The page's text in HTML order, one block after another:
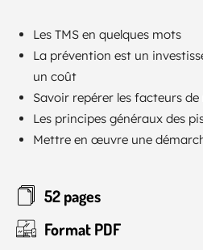
Les TMS en quelques mots
La prévention est un
un coût
Savoir repérer les facteurs de
Les principes généraux des
Mettre en œuvre une
52 pages
Format PDF